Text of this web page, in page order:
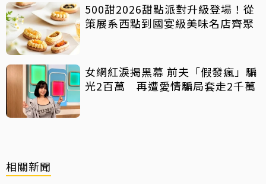
500甜2026甜點派對升級登場！從
策展系西點到國宴級美味名店齊聚
女網紅淚揭黑幕 前夫「假發瘋」騙
光2百萬 再遭愛情騙局套走2千萬
相關新聞